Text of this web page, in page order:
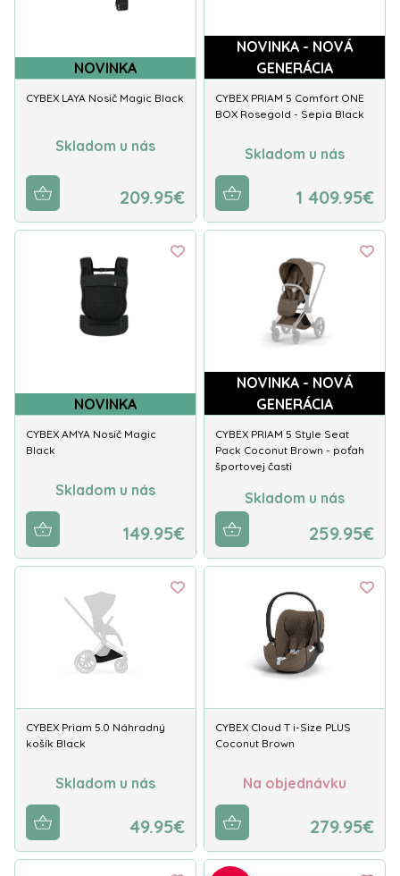
NOVINKA
CYBEX LAYA Nosič Magic Black
Skladom u nás
209.95€
NOVINKA - NOVÁ
GENERÁCIA
CYBEX PRIAM 5 Comfort ONE
BOX Rosegold - Sepia Black
Skladom u nás
1 409.95€
NOVINKA
CYBEX AMYA Nosič Magic
Black
Skladom u nás
149.95€
NOVINKA - NOVÁ
GENERÁCIA
CYBEX PRIAM 5 Style Seat
Pack Coconut Brown - poťah
športovej časti
Skladom u nás
259.95€
CYBEX Priam 5.0 Náhradný
košík Black
Skladom u nás
49.95€
CYBEX Cloud T i-Size PLUS
Coconut Brown
Na objednávku
279.95€